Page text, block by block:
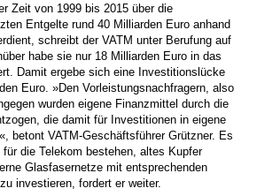
Zeit von 1999 bis 2015 über die
Entgelte rund 40 Milliarden Euro anhand
schreibt der VATM unter Berufung auf
habe sie nur 18 Milliarden Euro in das
Damit ergebe sich eine Investitionslücke
Euro. »Den Vorleistungsnachfragern, also
wurden eigene Finanzmittel durch die
die damit für Investitionen in eigene
betont VATM-Geschäftsführer Grützner. Es
die Telekom bestehen, altes Kupfer
Glasfasernetze mit entsprechenden
investieren, fordert er weiter.